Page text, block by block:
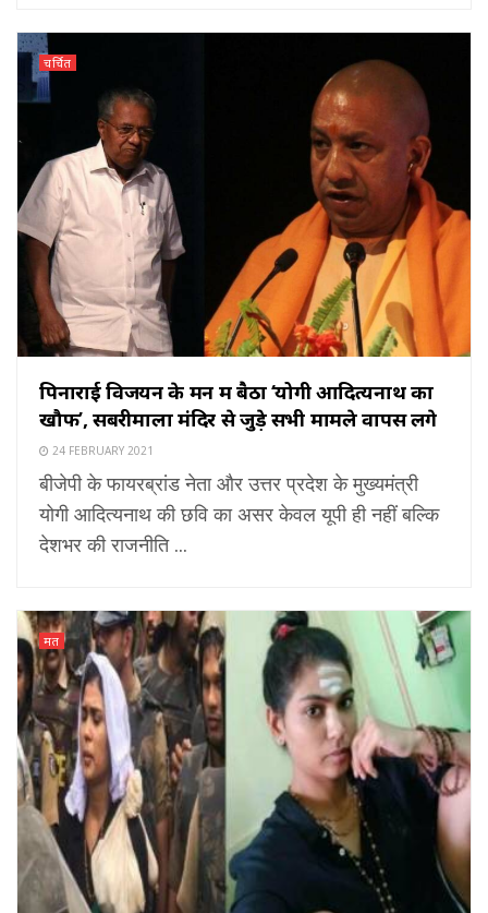
चर्चित
पिनाराई विजयन के मन में बैठा ‘योगी आदित्यनाथ का
खौफ’, सबरीमाला मंदिर से जुड़े सभी मामले वापस लेंगे
24 FEBRUARY 2021
बीजेपी के फायरब्रांड नेता और उत्तर प्रदेश के मुख्यमंत्री
योगी आदित्यनाथ की छवि का असर केवल यूपी ही नहीं बल्कि
देशभर की राजनीति ...
मत